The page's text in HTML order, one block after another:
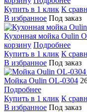
Купить в 1 клик К
В избранное Под заказ
Кухонная мойка Oulin
корзину Подробнее
Купить в 1 клик К
В избранное Под заказ
Мойка Oulin OL-0304
Подробнее
Купить в 1 клик К
В избранное Под заказ